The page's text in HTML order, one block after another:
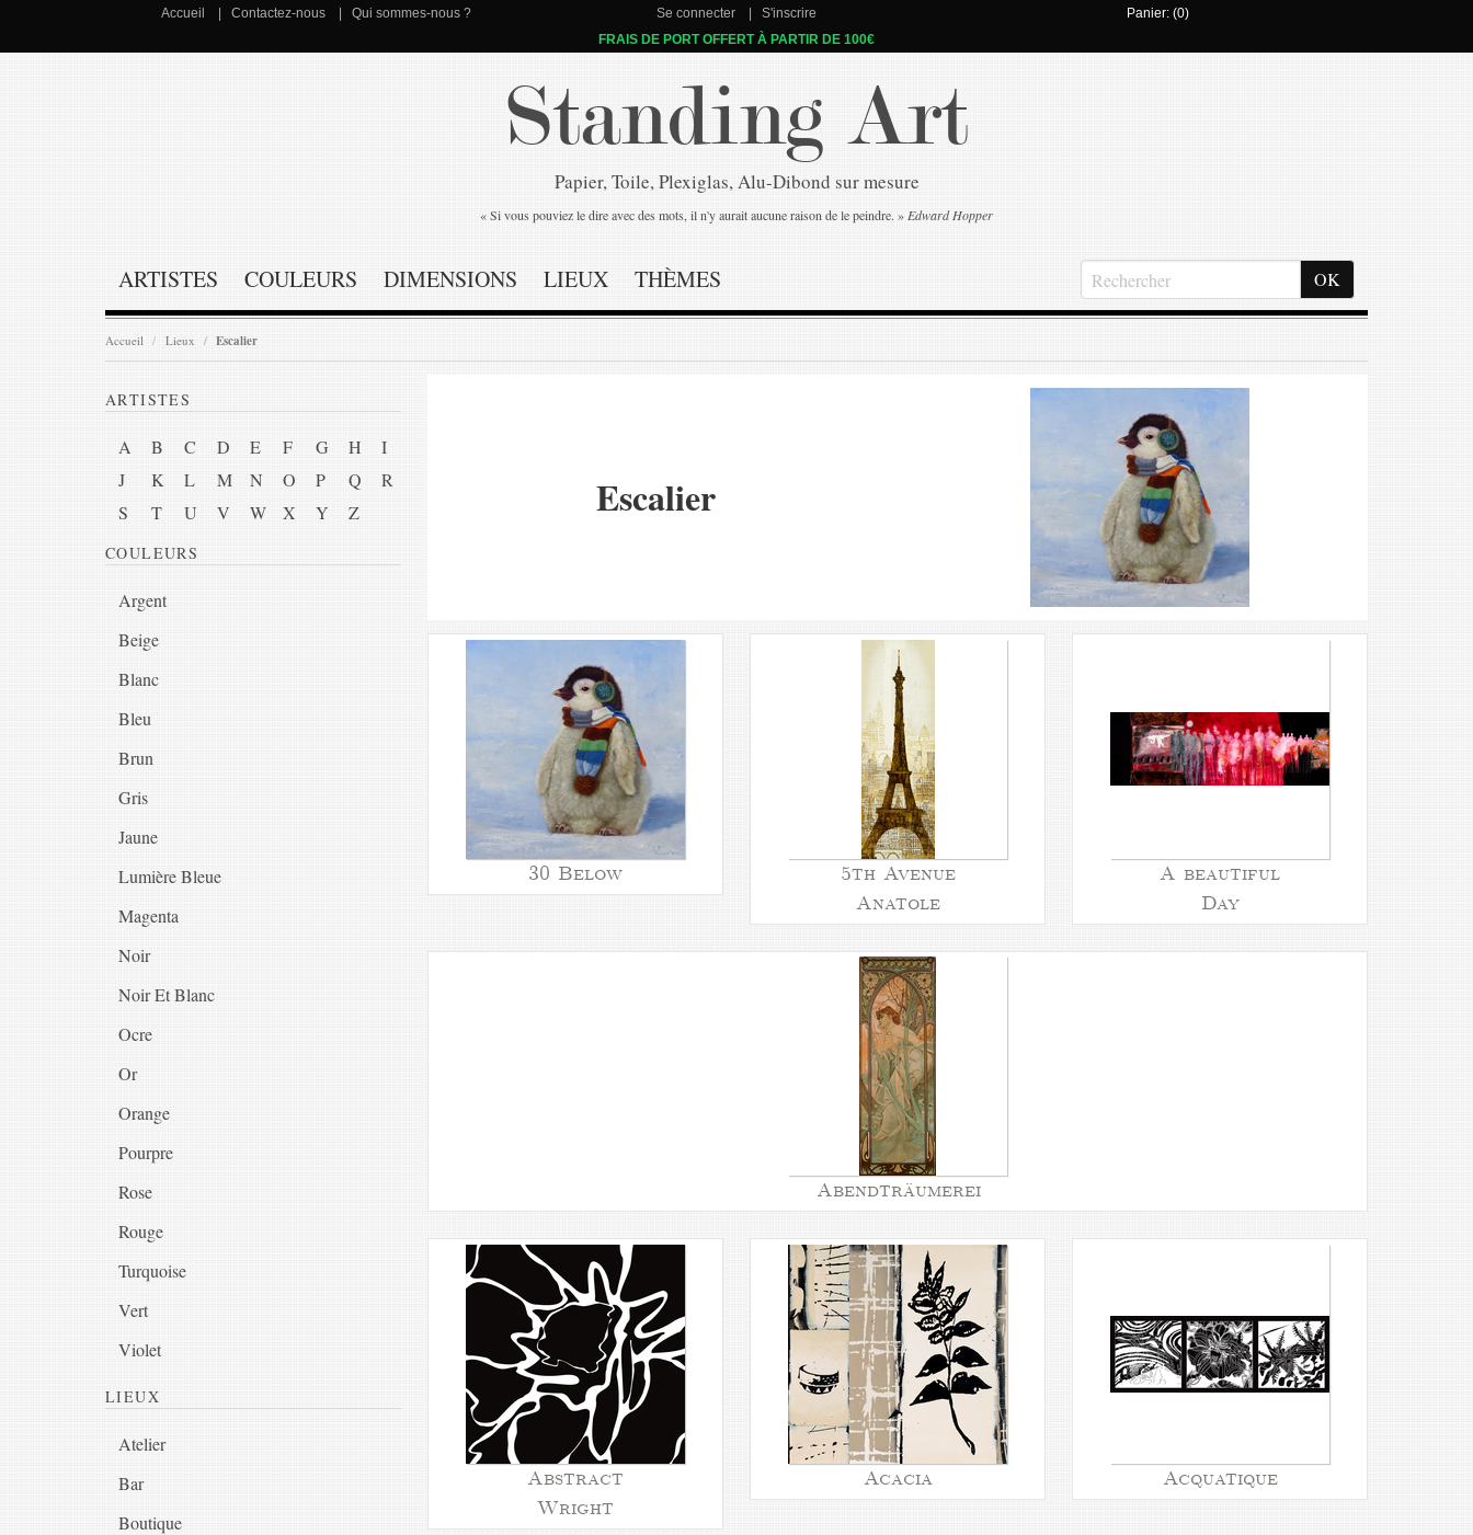
Accueil Contactez-nous Qui sommes-nous ? Se connecter S'inscrire
Panier: (0)
FRAIS DE PORT OFFERT À PARTIR DE 100€
Standing Art
Papier, Toile, Plexiglas, Alu-Dibond sur mesure
« Si vous pouviez le dire avec des mots, il n'y aurait aucune raison de le peindre. » Edward Hopper
ARTISTES COULEURS DIMENSIONS LIEUX THÈMES
Accueil Lieux Escalier
ARTISTES
A B C D E F G H
I
J
K L M N O P Q
R
S
T U V W X Y Z
COULEURS
Argent
Beige
Blanc
Bleu
Brun
Gris
Jaune
Lumière Bleue
Magenta
Noir
Noir Et Blanc
Ocre
Or
Orange
Pourpre
Rose
Rouge
Turquoise
Vert
Violet
LIEUX
Atelier
Bar
Boutique
Escalier
30 Below
5th Avenue
Anatole
A beautiful
Day
Abendträumerei
Abstract
Wright
Acacia Acquatique